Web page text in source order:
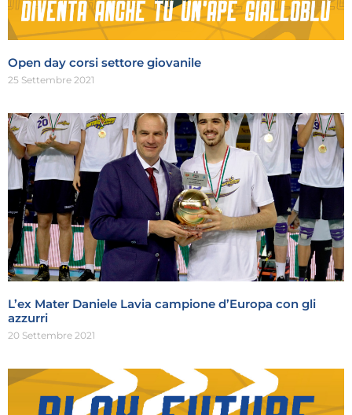
Open day corsi settore giovanile
25 Settembre 2021
L’ex Mater Daniele Lavia campione d’Europa con gli
azzurri
20 Settembre 2021